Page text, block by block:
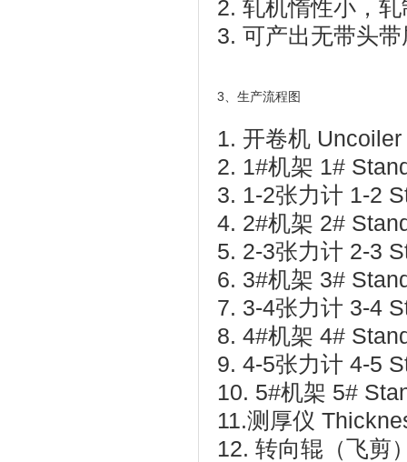
2. 轧机惰性小，
3. 可产出无带头
3、生产流程图
1. 开卷机 Uncoiler
2. 1#机架 1#
3. 1-2张力计 1-2
4. 2#机架 2#
5. 2-3张力计 2-3
6. 3#机架 3#
7. 3-4张力计 3-4
8. 4#机架 4#
9. 4-5张力计 4-5
10. 5#机架 5#
11.测厚仪
12. 转向辊（飞剪